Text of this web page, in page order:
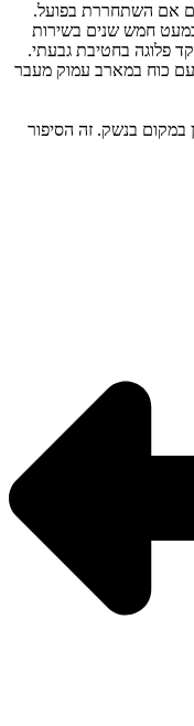
אם השתחררת בפועל.
גיל 23, אז סיימתי כמעט חמש שנים בשירות
פלוגה בחטיבת גבעתי.
עם כוח במארב עמוק מעבר
במקום בנשק. זה הסיפור